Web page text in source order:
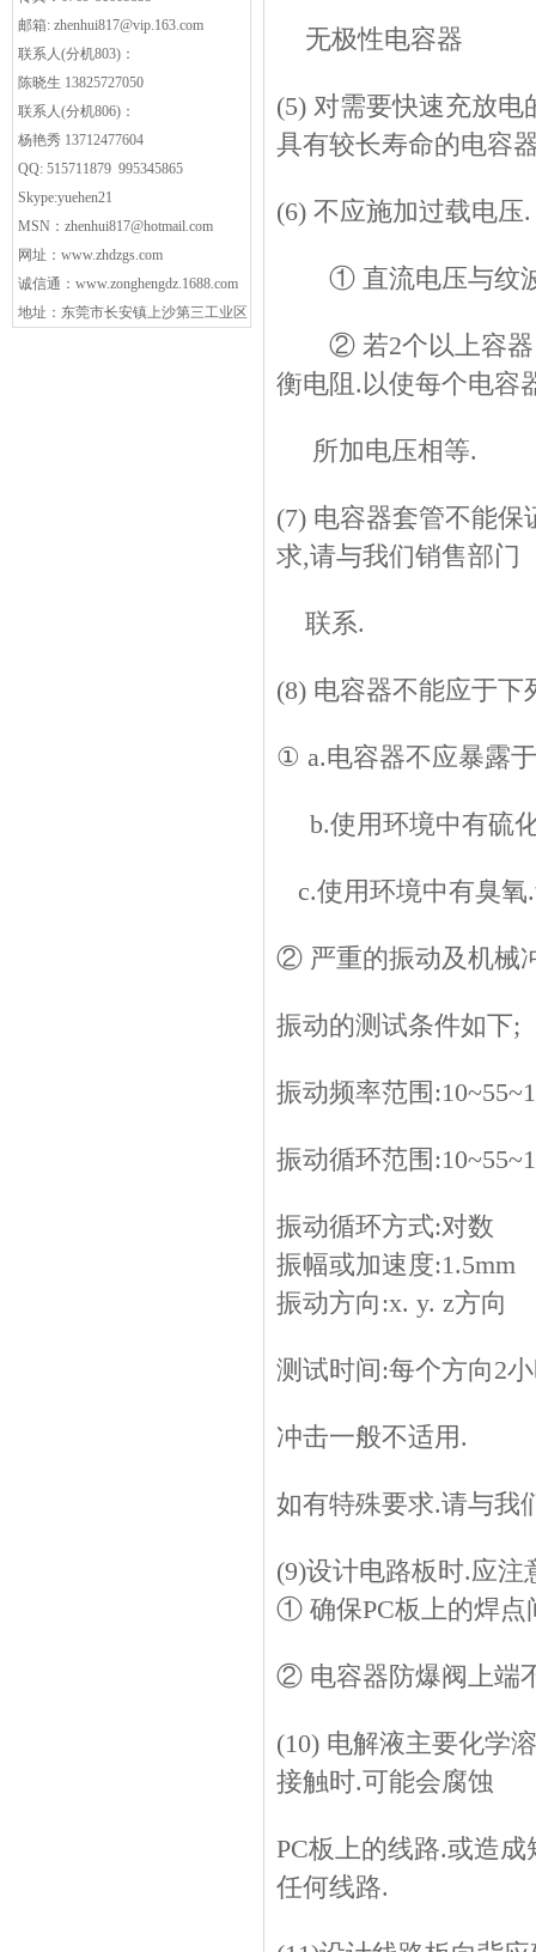
邮箱: zhenhui817@vip.163.com
联系人(分机803)：
陈晓生 13825727050
联系人(分机806)：
杨艳秀 13712477604
QQ: 515711879 995345865
Skype:yuehen21
MSN： zhenhui817@hotmail.com
网址： www.zhdzgs.com
诚信通： www.zonghengdz.1688.com
地址：东莞市长安镇上沙第三工业区
无极性电容器
(5) 对需要快速充放
具有较长寿命的电容
(6) 不应施加过载电压.
① 直流电压与纹波
② 若2个以上容器
衡电阻.以使每个电容
所加电压相等.
(7) 电容器套管不能
求,请与我们销售部门
联系.
(8) 电容器不能应于下
① a.电容器不应暴露
b.使用环境中有硫
c.使用环境中有臭氧
② 严重的振动及机械
振动的测试条件如下;
振动频率范围
振动循环范围
振动循环方式:对数
振幅或加速度
振动方向:x. y. z方向
测试时间:每个方向2
冲击一般不适用.
如有特殊要求.请与我
(9)设计电路板时.应注
① 确保PC板上的焊点
② 电容器防爆阀上端
(10) 电解液主要化学
接触时.可能会腐蚀
PC板上的线路.或造
任何线路.